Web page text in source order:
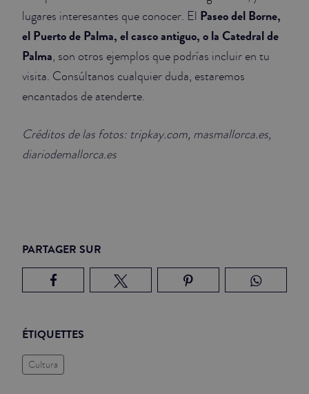
lugares interesantes que conocer. El Paseo del Borne,
el Puerto de Palma, el casco antiguo, o la Catedral de
Palma, son otros ejemplos que podrías incluir en tu
visita. Consúltanos cualquier duda, estaremos
encantados de atenderte.
Créditos de las fotos: tripkay.com, masmallorca.es,
diariodemallorca.es
PARTAGER SUR
ÉTIQUETTES
Cultura